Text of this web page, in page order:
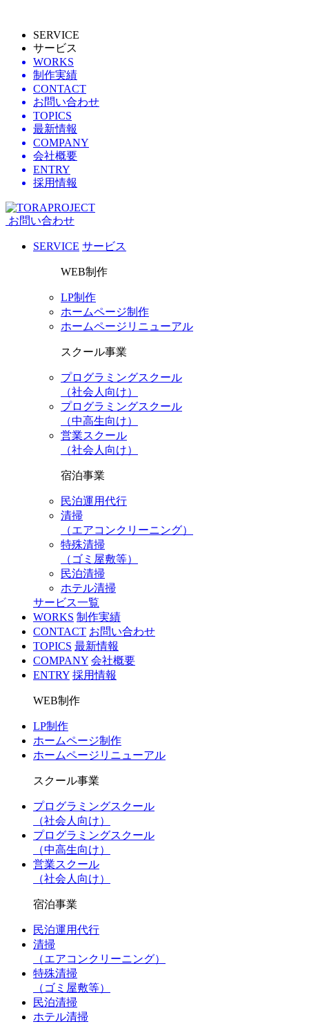
SERVICE
サービス
WORKS
制作実績
CONTACT
お問い合わせ
TOPICS
最新情報
COMPANY
会社概要
ENTRY
採用情報
お問い合わせ
SERVICE サービス
WEB制作
LP制作
ホームページ制作
ホームページリニューアル
スクール事業
プログラミングスクール
（社会人向け）
プログラミングスクール
（中高生向け）
営業スクール
（社会人向け）
宿泊事業
民泊運用代行
清掃
（エアコンクリーニング）
特殊清掃
（ゴミ屋敷等）
民泊清掃
ホテル清掃
サービス一覧
WORKS 制作実績
CONTACT お問い合わせ
TOPICS 最新情報
COMPANY 会社概要
ENTRY 採用情報
WEB制作
LP制作
ホームページ制作
ホームページリニューアル
スクール事業
プログラミングスクール
（社会人向け）
プログラミングスクール
（中高生向け）
営業スクール
（社会人向け）
宿泊事業
民泊運用代行
清掃
（エアコンクリーニング）
特殊清掃
（ゴミ屋敷等）
民泊清掃
ホテル清掃